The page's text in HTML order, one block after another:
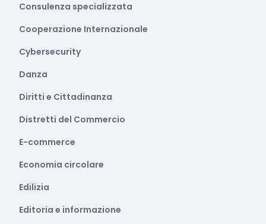
Consulenza specializzata
Cooperazione Internazionale
Cybersecurity
Danza
Diritti e Cittadinanza
Distretti del Commercio
E-commerce
Economia circolare
Edilizia
Editoria e informazione